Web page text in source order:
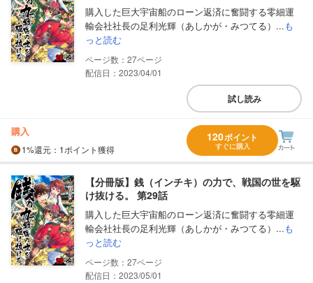
購入した巨大宇宙船のローン返済に奮闘する零細運
輸会社社長の足利光輝（あしかが・みつてる）...も
っと読む
27
配信日：2023/04/01
試し読み
購入
1%還元 ：1ポイント獲得
120ポイント
すぐに購入
【分冊版】銭（インチキ）の力で、戦国の世を駆
け抜ける。 第29話
購入した巨大宇宙船のローン返済に奮闘する零細運
輸会社社長の足利光輝（あしかが・みつてる）...も
っと読む
27
配信日：2023/05/01